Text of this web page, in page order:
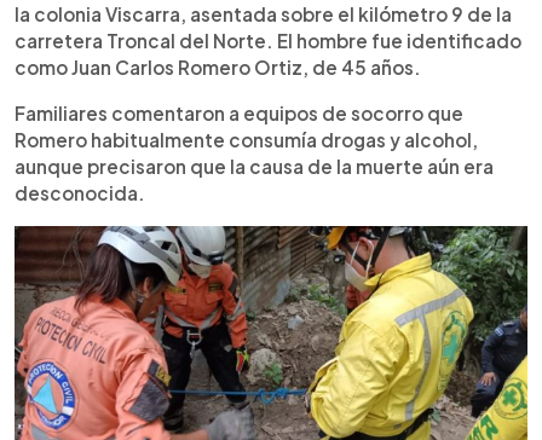
la colonia Viscarra, asentada sobre el kilómetro 9 de la
carretera Troncal del Norte. El hombre fue identificado
como Juan Carlos Romero Ortiz, de 45 años.
Familiares comentaron a equipos de socorro que
Romero habitualmente consumía drogas y alcohol,
aunque precisaron que la causa de la muerte aún era
desconocida.